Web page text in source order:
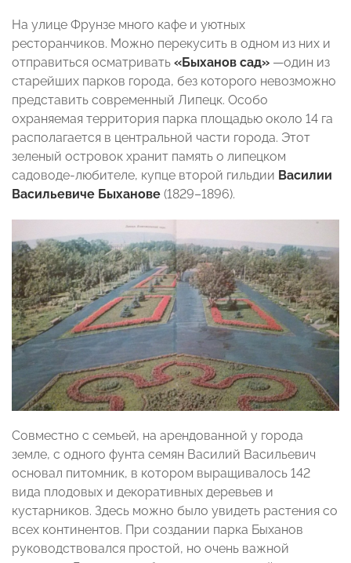
На улице Фрунзе много кафе и уютных
ресторанчиков. Можно перекусить в одном из них и
отправиться осматривать «Быханов сад» —один из
старейших парков города, без которого невозможно
представить современный Липецк. Особо
охраняемая территория парка площадью около 14 га
располагается в центральной части города. Этот
зеленый островок хранит память о липецком
садоводе-любителе, купце второй гильдии Василии
Васильевиче Быханове (1829–1896).
Совместно с семьей, на арендованной у города
земле, с одного фунта семян Василий Васильевич
основал питомник, в котором выращивалось 142
вида плодовых и декоративных деревьев и
кустарников. Здесь можно было увидеть растения со
всех континентов. При создании парка Быханов
руководствовался простой, но очень важной